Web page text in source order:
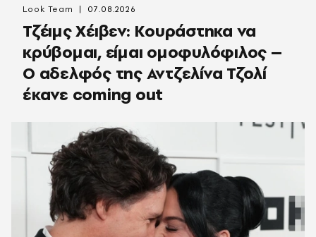
Τζέιμς Χέιβεν: Κουράστηκα να
κρύβομαι, είμαι ομοφυλόφιλος –
Ο αδελφός της Αντζελίνα Τζολί
έκανε coming out
Look Team 07.08.2026